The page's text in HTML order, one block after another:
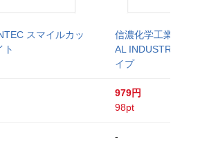
スマイルカッ
ト
信濃化学工業｜
AL INDUSTRY UDカ
イプ
979円
98pt
-